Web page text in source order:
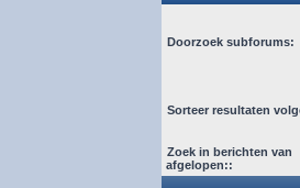
Doorzoek subforums:
Sorteer resultaten
Zoek in berichten van
afgelopen::